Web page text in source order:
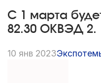
С 1 марта
82.30 ОКВЭД 2.
10 янв 2023